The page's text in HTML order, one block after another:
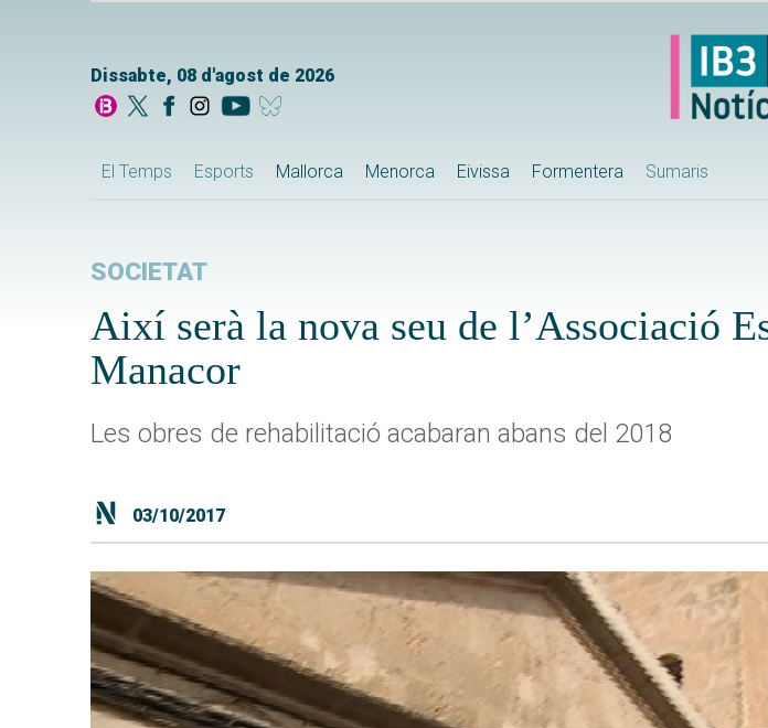
Dissabte, 08 d'agost de 2026
El Temps Esports Mallorca Menorca Eivissa Formentera Sumaris
SOCIETAT
Així serà la nova seu de l’Associació
Manacor
Les obres de rehabilitació acabaran abans del 2018
03/10/2017